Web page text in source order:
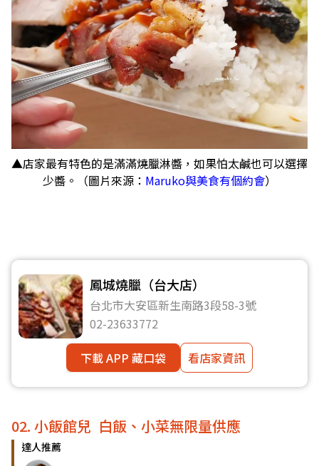
▲店家最有特色的是滿滿燒臘淋醬，如果怕太鹹也可以選擇
少醬。（圖片來源： Maruko與美食有個約會）
鳳城燒臘（台大店）
台北市大安區新生南路3段58-3號
02-23633772
下載 APP 藏口袋
看店家資訊
02. 小飯館兒 白飯、小菜無限量供應
達人推薦